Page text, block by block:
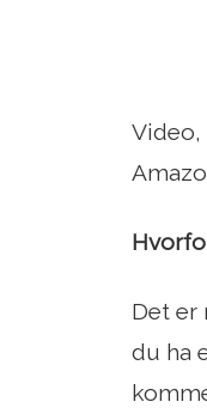
Det er
du ha